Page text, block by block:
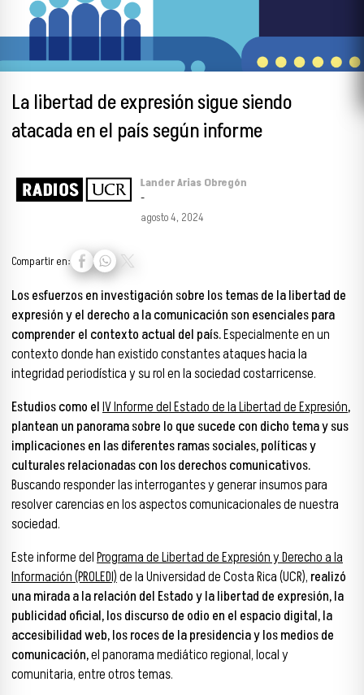
La libertad de expresión sigue siendo
atacada en el país según informe
Lander Arias Obregón
-
agosto 4, 2024
Compartir en:
Los esfuerzos en investigación sobre los temas de la libertad de
expresión y el derecho a la comunicación son esenciales para
comprender el contexto actual del país.Especialmente en un
contexto donde han existido constantes ataques hacia la
integridad periodística y su rol en la sociedad costarricense.
Estudios como elIV Informe del Estado de la Libertad de Expresión,
plantean un panorama sobre lo que sucede con dicho tema y sus
implicaciones en las diferentes ramas sociales, políticas y
culturales relacionadas con los derechos comunicativos.
Buscando responder las interrogantes y generar insumos para
resolver carencias en los aspectos comunicacionales de nuestra
sociedad.
Este informe delPrograma de Libertad de Expresión y Derecho a la
Información (PROLEDI)de la Universidad de Costa Rica (UCR), realizó
una mirada a la relación del Estado y la libertad de expresión, la
publicidad oficial, los discurso de odio en el espacio digital, la
accesibilidad web, los roces de la presidencia y los medios de
comunicación,el panorama mediático regional, local y
comunitaria, entre otros temas.